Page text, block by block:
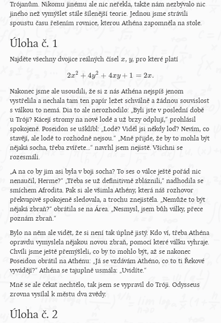
Trójanům. Nikomu jinému ale nic neřekla, takže nám nezbývalo nic
jiného než vymýšlet stále šílenější teorie. Jednou jsme strávili
spoustu času řešením rovnice, kterou Athéna zapomněla na stole.
Úloha č. 1
Najděte všechny dvojice reálných čísel x
x,y
y, pro které platí
2x2 + 4y2 + 4xy + 1 = 2x.
2 x2+4 y2 +4xy+1=2 x.
Nakonec jsme ale usoudili, že si z nás Athéna nejspíš jenom
vystřelila a nechala tam ten papír ležet schválně a žádnou souvislost
s válkou to nemá. Dia to ale nerozhodilo: „Byli jste v poslední době
u Tróji? Kácejí stromy na nové lodě a už brzy odplují,“ prohlásil
spokojeně. Poseidon se ušklíbl: „Lodě? Viděl jsi někdy loď? Nevím, co
stavějí, ale lodě to rozhodně nejsou.“ „Mně přijde, že by to mohla být
nějaká socha, třeba zvířete...“ navrhl jsem nejistě. Všichni se
rozesmáli.
„A na co by jim asi byla v boji socha? To ses o válce ještě pořád nic
nenaučil, Herme?“ „Třeba se už definitivně zbláznili,“ nadhodila se
smíchem Afrodita. Pak si ale všimla Athény, která náš rozhovor
překvapivě spokojeně sledovala, a trochu znejistěla. „Nemůže to být
nějaká zbraň?“ obrátila se na Área. „Nesmysl, jsem bůh války, přece
poznám zbraň.“
Bylo na něm ale vidět, že si není tak úplně jistý. Kdo ví, třeba Athéna
opravdu vymyslela nějakou novou zbraň, pomocí které válku vyhraje.
Chvíli jsme ještě přemýšleli, co by to mohlo být, až se nakonec
Poseidon obrátil na Athénu: „Já se vzdávám Athéno, co to ti Řekové
vyvádějí?“ Athéna se tajuplně usmála: „Uvidíte.“
Mně se ale čekat nechtělo, tak jsem se vypravil do Tróji. Odysseus
zrovna vysílal k městu dva zvědy.
Úloha č. 2